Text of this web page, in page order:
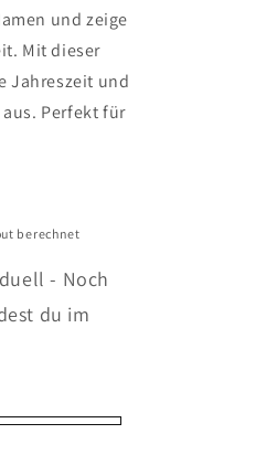
und zeige
Mit dieser
Jahreszeit und
Perfekt für
berechnet
- Noch
du im